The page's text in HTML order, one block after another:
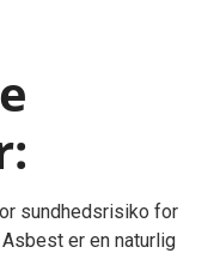
sundhedsrisiko for
er en naturlig